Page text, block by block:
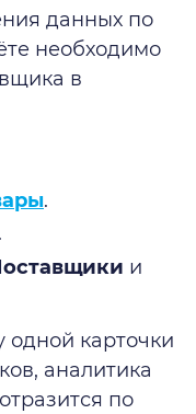
данных по
необходимо
в
.
и
одной карточки
аналитика
по